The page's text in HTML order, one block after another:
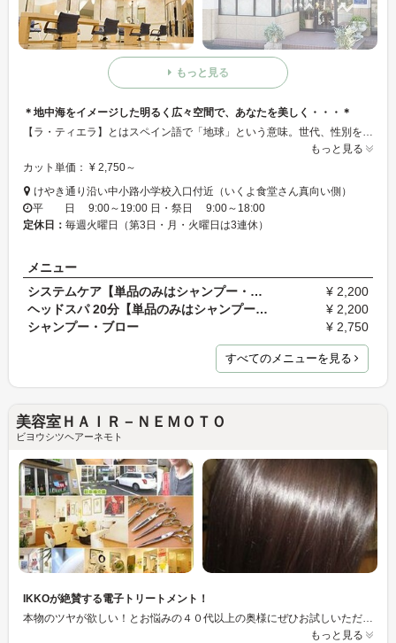
もっと見る
＊地中海をイメージした明るく広々空間で、あなたを美しく・・・＊
【ラ・ティエラ】とはスペイン語で「地球」という意味。世代、性別を問わず《もちが良く》《スタイリング後の生活にも再現性の高いスタイル》を作ることを大切にしている。お客様の頭の形、骨格、髪の生え方を把握しお悩みのポイントを補いながら施術していきます☆
もっと見る
カット単価： ¥ 2,750～
けやき通り沿い中小路小学校入口付近（いくよ食堂さん真向い側）
平 日 9:00～19:00 日・祭日 9:00～18:00
定休日： 毎週火曜日（第3日・月・火曜日は3連休）
メニュー
システムケア【単品のみはシャンプー・ブローを選択…
¥ 2,200
ヘッドスパ 20分【単品のみはシャンプー・ブローを選…
¥ 2,200
シャンプー・ブロー
¥ 2,750
すべてのメニューを見る
美容室ＨＡＩＲ－ＮＥＭＯＴＯ
ビヨウシツヘアーネモト
IKKOが絶賛する電子トリートメント！
本物のツヤが欲しい！とお悩みの４０代以上の奥様にぜひお試しいただきたい「電子トリートメントは当店自慢の１００％リピーター商品です。持続性がない見せかけのツヤはいらないと言う奥様はぜひご相談を！
もっと見る